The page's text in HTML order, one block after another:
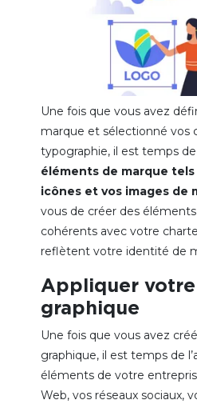
Une fois que vous avez
marque et sélectionné vos
typographie, il est temps de
éléments de marque
icônes et vos images de
vous de créer des
cohérents avec votre
reflètent votre identité de
Appliquer
graphique
Une fois que vous avez
graphique, il est temps de
éléments de votre
Web, vos réseaux sociaux,